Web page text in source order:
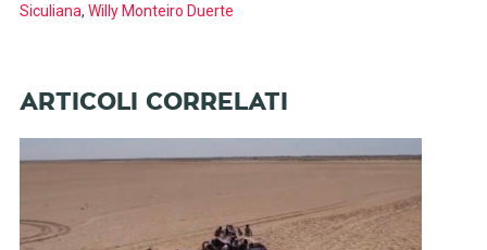
Siculiana, Willy Monteiro Duerte